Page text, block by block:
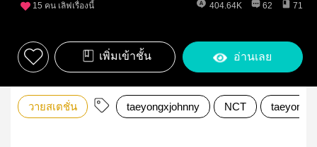
15 คน เลิฟเรื่องนี้ 404.64K 62 71
เพิ่มเข้าชั้น อ่านเลย
วายสเตชั่น taeyongxjohnny NCT taeyong